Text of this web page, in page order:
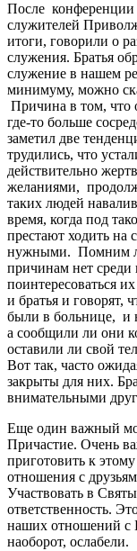
После конференции
служителей
итоги, говорили о
служения. Братья
служение в нашем
минимуму, можно
Причина в том, что
где-то больше
заметил две
трудились, что
действительно
желаниями,
таких людей
время, когда под
престают ходить на
нужными. Помним
причинам нет
поинтересоваться
и братья и говорят,
были в больнице, и
а сообщили ли они
оставили ли свой
Вот так, часто
закрыты для них.
внимательными
Еще один важный
Причастие. Очень
приготовить к
отношения с
Участвовать в
ответственность.
наших отношений с
наоборот, ослабели.